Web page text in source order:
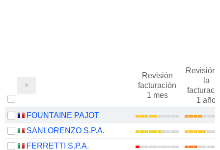
Revisión
facturación
1 mes
Revisión
la
1 año
FOUNTAINE PAJOT
SANLORENZO S.P.A.
FERRETTI S.P.A.